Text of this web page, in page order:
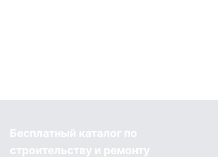
Бесплатный каталог по
строительству и ремонту